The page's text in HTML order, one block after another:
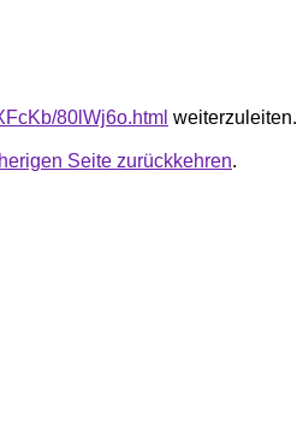
80lWj6o.html weiterzuleiten.
Seite zurückkehren.